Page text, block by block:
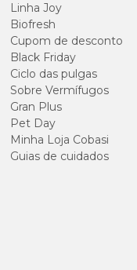
Linha Joy
Biofresh
Cupom de desconto
Black Friday
Ciclo das pulgas
Sobre Vermífugos
Gran Plus
Pet Day
Minha Loja Cobasi
Guias de cuidados